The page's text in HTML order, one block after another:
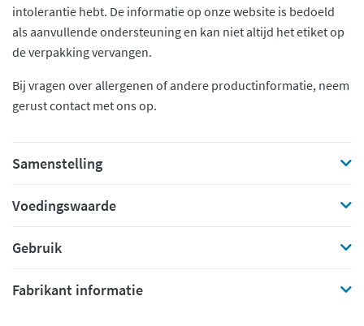
intolerantie hebt. De informatie op onze website is bedoeld
als aanvullende ondersteuning en kan niet altijd het etiket op
de verpakking vervangen.
Bij vragen over allergenen of andere productinformatie, neem
gerust contact met ons op.
Samenstelling
Voedingswaarde
Gebruik
Fabrikant informatie